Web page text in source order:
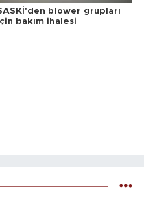
blower grupları
bakım ihalesi